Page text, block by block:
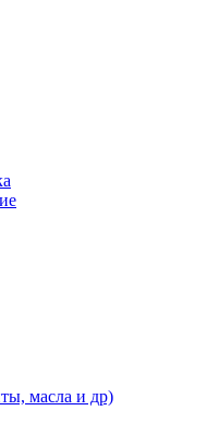
масла и др)